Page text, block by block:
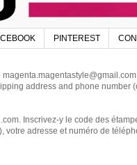
PINTEREST
address and phone
Inscrivez-y le code des
adresse et numéro de